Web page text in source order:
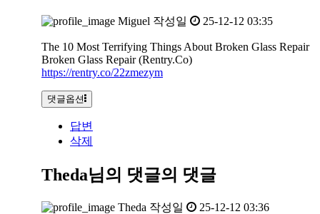
Miguel 작성일 25-12-12 03:35
The 10 Most Terrifying Things About Broken Glass Repair
Broken Glass Repair (Rentry.Co)
https://rentry.co/22zmezym
댓글옵션
답변
삭제
Theda님의 댓글의 댓글
Theda 작성일 25-12-12 03:36